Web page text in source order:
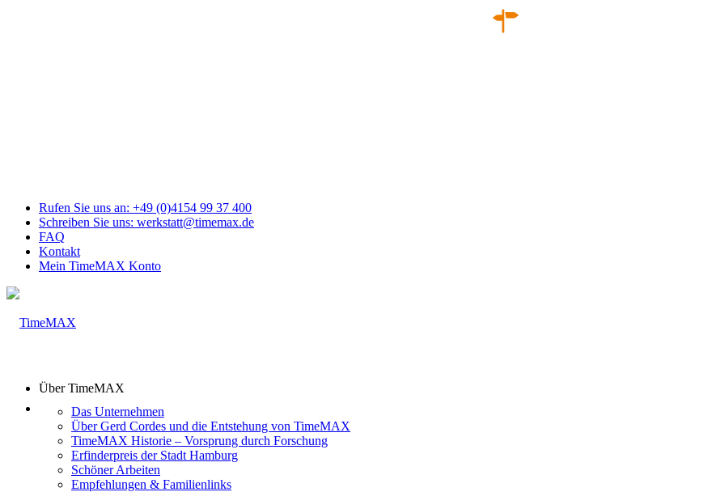
Rufen Sie uns an: +49 (0)4154 99 37 400
Schreiben Sie uns: werkstatt@timemax.de
FAQ
Kontakt
Mein TimeMAX Konto
Über TimeMAX
Das Unternehmen
Über Gerd Cordes und die Entstehung von TimeMAX
TimeMAX Historie – Vorsprung durch Forschung
Erfinderpreis der Stadt Hamburg
Schöner Arbeiten
Empfehlungen & Familienlinks